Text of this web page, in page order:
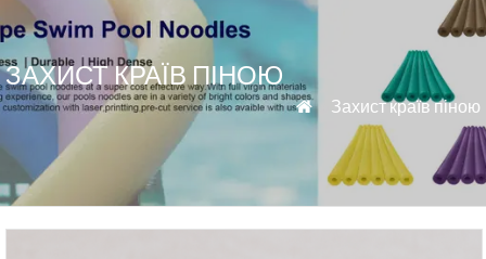
ЗАХИСТ КРАЇВ ПІНОЮ
 » Захист країв піною